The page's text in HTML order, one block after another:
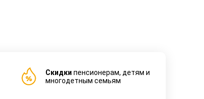
Cкидки пенсионерам, детям и
многодетным семьям